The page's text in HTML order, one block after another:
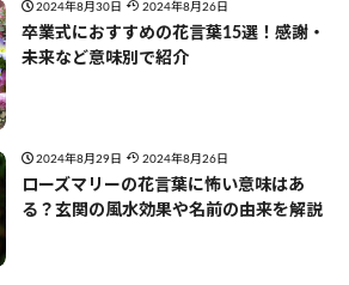
2024年8月30日 2024年8月26日
卒業式におすすめの花言葉15選！感謝・
未来など意味別で紹介
2024年8月29日 2024年8月26日
ローズマリーの花言葉に怖い意味はあ
る？玄関の風水効果や名前の由来を解説